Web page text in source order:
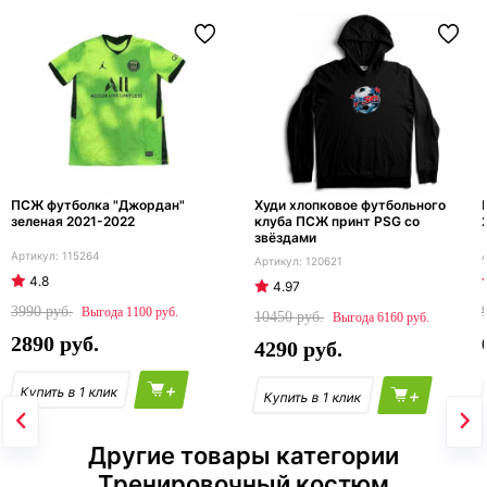
ПСЖ футболка "Джордан"
зеленая 2021-2022
115264
4.8
3990
1100
2890
+
Худи хлопковое футбольного
клуба ПСЖ принт PSG со
звёздами
120621
4.97
10450
6160
4290
+
Другие товары категории